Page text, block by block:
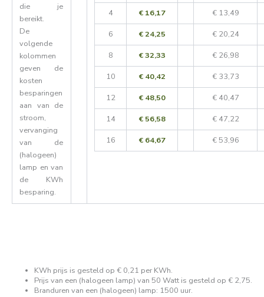
die je
bereikt.
De
volgende
kolommen
geven de
kosten
besparingen
aan van de
stroom,
vervanging
van de
(halogeen)
lamp en van
de KWh
besparing.
4
€ 16,17
€ 13,49
6
€ 24,25
€ 20,24
8
€ 32,33
€ 26,98
10
€ 40,42
€ 33,73
12
€ 48,50
€ 40,47
14
€ 56,58
€ 47,22
16
€ 64,67 € 53,96
KWh prijs is gesteld op € 0,21 per KWh.
Prijs van een (halogeen lamp) van 50 Watt is gesteld op € 2,75.
Branduren van een (halogeen) lamp: 1500 uur.